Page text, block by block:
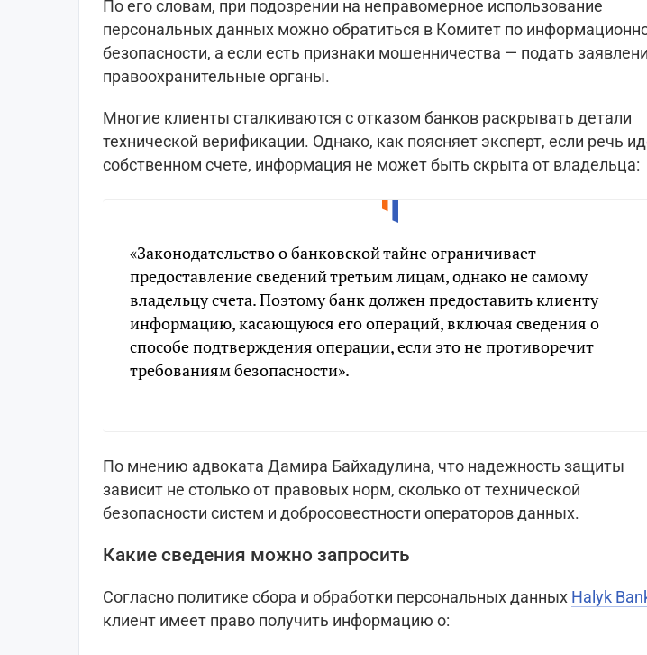
По его словам, при подозрении на неправомерное использование
персональных данных можно обратиться в Комитет по
безопасности, а если есть признаки мошенничества — подать
правоохранительные органы.
Многие клиенты сталкиваются с отказом банков раскрывать детали
технической верификации. Однако, как поясняет эксперт, если речь
собственном счете, информация не может быть скрыта от владельца:
«Законодательство о банковской тайне ограничивает
предоставление сведений третьим лицам, однако не самому
владельцу счета. Поэтому банк должен предоставить клиенту
информацию, касающуюся его операций, включая сведения о
способе подтверждения операции, если это не противоречит
требованиям безопасности».
По мнению адвоката Дамира Байхадулина, что надежность защиты
зависит не столько от правовых норм, сколько от технической
безопасности систем и добросовестности операторов данных.
Какие сведения можно запросить
Согласно политике сбора и обработки персональных данных Halyk
клиент имеет право получить информацию о: